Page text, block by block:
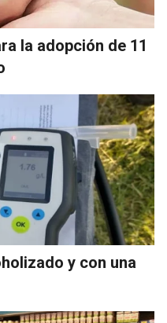
la adopción de 11
y con una